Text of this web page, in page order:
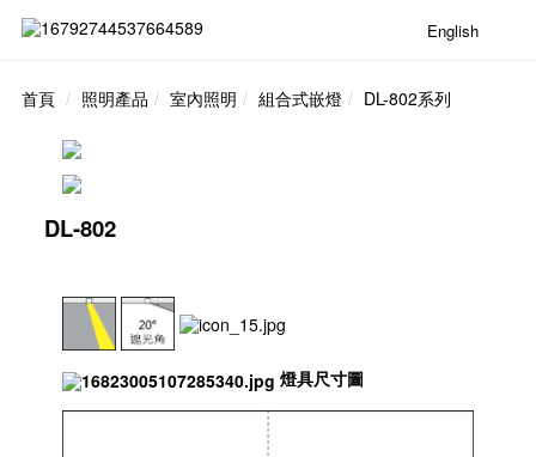
English
首頁 照明產品 室內照明 組合式嵌燈 DL-802系列
DL-802
燈具尺寸圖